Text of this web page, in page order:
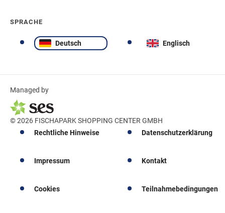
SPRACHE
Deutsch Englisch
Managed by
© 2026 FISCHAPARK SHOPPING CENTER GMBH
Rechtliche Hinweise
Datenschutzerklärung
Impressum Kontakt
Cookies Teilnahmebedingungen